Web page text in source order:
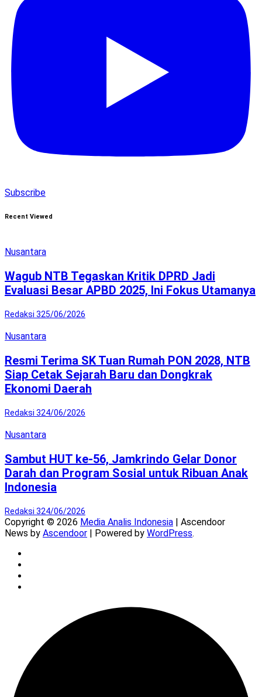
Subscribe
Recent Viewed
Nusantara
Wagub NTB Tegaskan Kritik DPRD Jadi
Evaluasi Besar APBD 2025, Ini Fokus Utamanya
Redaksi 325/06/2026
Nusantara
Resmi Terima SK Tuan Rumah PON 2028, NTB
Siap Cetak Sejarah Baru dan Dongkrak
Ekonomi Daerah
Redaksi 324/06/2026
Nusantara
Sambut HUT ke-56, Jamkrindo Gelar Donor
Darah dan Program Sosial untuk Ribuan Anak
Indonesia
Redaksi 324/06/2026
Copyright © 2026 Media Analis Indonesia | Ascendoor
News by Ascendoor | Powered by WordPress.